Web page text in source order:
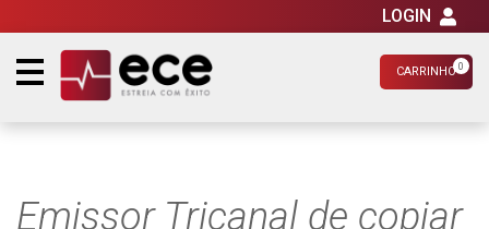
CARRINHO 0
LOGIN
Emissor Tricanal de copiar